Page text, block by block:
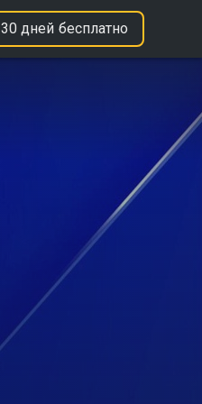
30 дней бесплатно